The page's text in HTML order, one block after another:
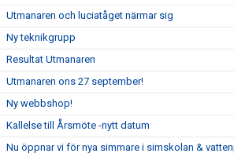
Utmanaren och luciatåget närmar sig
Ny teknikgrupp
Resultat Utmanaren
Utmanaren ons 27 september!
Ny webbshop!
Kallelse till Årsmöte -nytt datum
Nu öppnar vi för nya simmare i simskolan &